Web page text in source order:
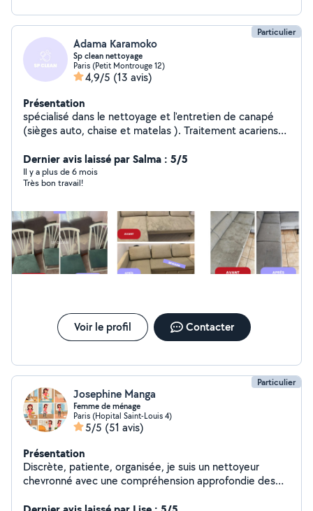
Particulier
Adama Karamoko
Sp clean nettoyage
Paris (Petit Montrouge 12)
4,9/5 (13 avis)
Présentation
spécialisé dans le nettoyage et l'entretien de canapé
(sièges auto, chaise et matelas ). Traitement acariens
Dernier avis laissé par Salma : 5/5
Il y a plus de 6 mois
Très bon travail!
Voir le profil Contacter
Particulier
Josephine Manga
Femme de ménage
Paris (Hopital Saint-Louis 4)
5/5 (51 avis)
Présentation
Discrète, patiente, organisée, je suis un nettoyeur
chevronné avec une compréhension approfondie des